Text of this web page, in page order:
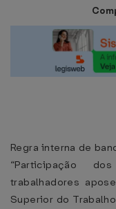
Regra interna de
“Participação
trabalhadores
Superior do